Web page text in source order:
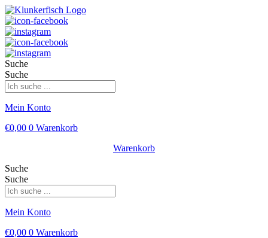
Suche
Suche
Mein Konto
€0,00 0 Warenkorb
Warenkorb
Suche
Suche
Mein Konto
€0,00 0 Warenkorb